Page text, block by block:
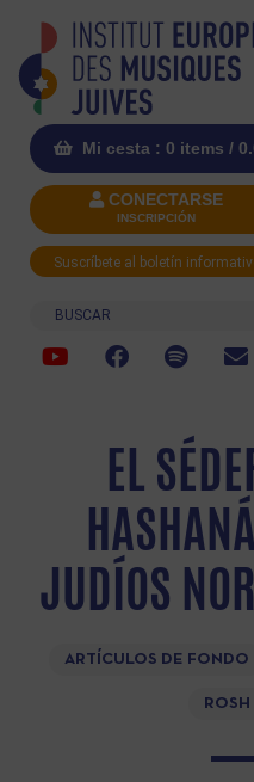
Mi cesta : 0 items /
CONECTARSE
INSCRIPCIÓN
Suscríbete al boletín
Buscar
EL
JUDÍOS
ARTÍCULOS DE FONDO